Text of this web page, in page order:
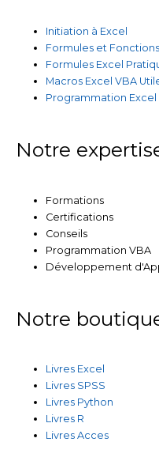
Initiation à Excel
Formules et Fonctions
Formules Excel
Macros Excel VBA
Programmation Excel
Notre
Formations
Certifications
Conseils
Programmation VBA
Développement
Notre
Livres Excel
Livres SPSS
Livres Python
Livres R
Livres Acces